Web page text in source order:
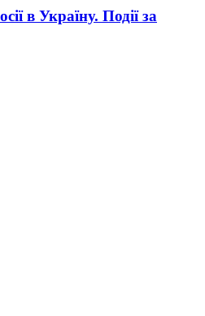
в Україну. Події за